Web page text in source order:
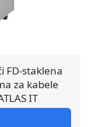
FD-staklena
za kabele
IT